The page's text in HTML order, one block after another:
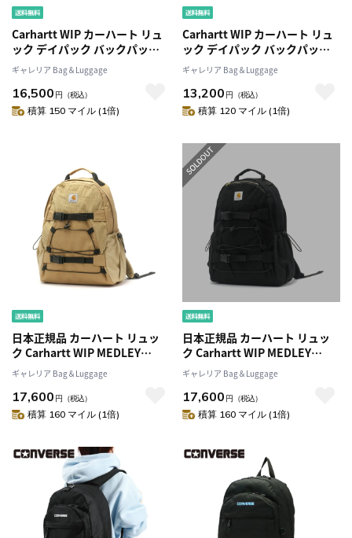
Carhartt WIP カーハート リュ
ック デイパック バックパック
A4 B4 24.8L KICKFLIP
BACKPACK I006288 I031468
ギャレリア Bag＆Luggage
16,500 円 （税込）
積算 150 マイル (1倍)
Carhartt WIP カーハート リュ
ック デイパック バックパック
A4 B4 24.8L KICKFLIP
BACKPACK I006288 I031468
ギャレリア Bag＆Luggage
13,200 円 （税込）
積算 120 マイル (1倍)
日本正規品 カーハート リュッ
ク Carhartt WIP MEDLEY
BACKPACK リュックサック バ
ックパック デイパック A4 B4
24.8L PC収納 通勤 通学 メンズ
レディース I030117
ギャレリア Bag＆Luggage
17,600 円 （税込）
積算 160 マイル (1倍)
日本正規品 カーハート リュッ
ク Carhartt WIP MEDLEY
BACKPACK リュックサック バ
ックパック デイパック A4 B4
24.8L PC収納 通勤 通学 メンズ
レディース I030117
ギャレリア Bag＆Luggage
17,600 円 （税込）
積算 160 マイル (1倍)